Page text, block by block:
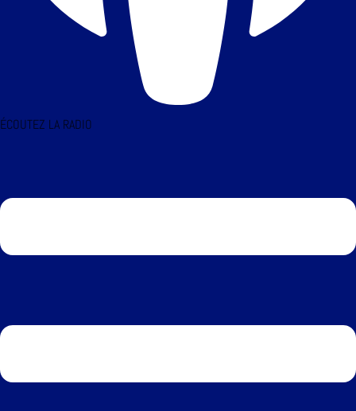
ÉCOUTEZ LA RADIO